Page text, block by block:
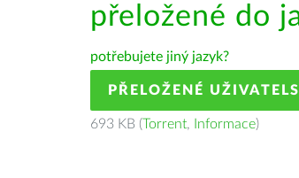
přeložené do
potřebujete jiný jazyk?
PŘELOŽENÉ
693 KB (Torrent, Informace)